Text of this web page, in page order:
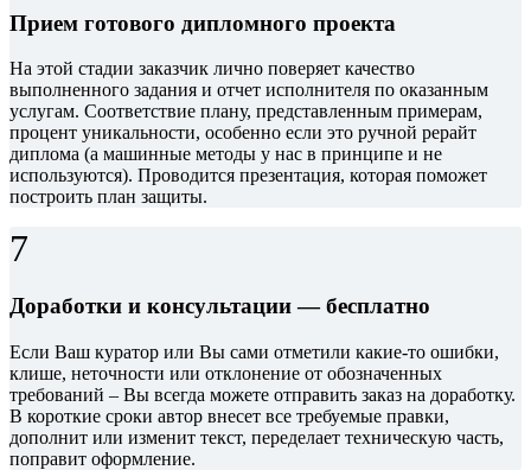
Прием готового дипломного проекта
На этой стадии заказчик лично поверяет качество
выполненного задания и отчет исполнителя по оказанным
услугам. Соответствие плану, представленным примерам,
процент уникальности, особенно если это ручной рерайт
диплома (а машинные методы у нас в принципе и не
используются). Проводится презентация, которая поможет
построить план защиты.
7
Доработки и консультации — бесплатно
Если Ваш куратор или Вы сами отметили какие-то ошибки,
клише, неточности или отклонение от обозначенных
требований – Вы всегда можете отправить заказ на доработку.
В короткие сроки автор внесет все требуемые правки,
дополнит или изменит текст, переделает техническую часть,
поправит оформление.